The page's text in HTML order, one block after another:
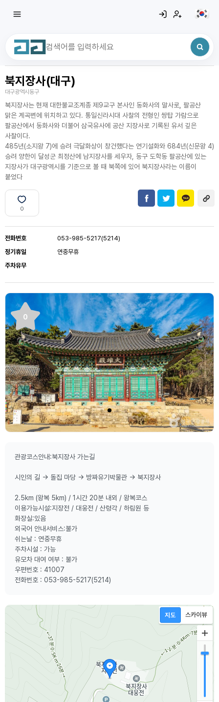
최근 검색어
북지장사(대구)
대구광역시동구
북지장사는 현재 대한불교조계종 제9교구 본사인 동화사의 말사로, 팔공산
맑은 계곡변에 위치하고 있다. 통일신라시대 사찰의 전형인 쌍탑 가람으로
팔공산에서 동화사와 더불어 삼국유사에 공산 지장사로 기록된 유서 깊은
사찰이다.
485년(소지왕 7)에 승려 극달화상이 창건했다는 연기설화와 684년(신문왕 4)
승려 양한이 달성군 최정산에 남지장사를 세우자, 동구 도학동 팔공산에 있는
지장사가 대구광역시를 기준으로 볼 때 북쪽에 있어 북지장사라는 이름이
붙었다
0
전화번호
053-985-5217(5214)
정기휴일
연중무휴
주차유무
0
관광코스안내:북지장사 가는길
시인의 길 → 돌집 마당 → 방짜유기박물관 → 북지장사
2.5km (왕복 5km) / 1시간 20분 내외 / 왕복코스
이용가능시설:지장전 / 대웅전 / 산령각 / 하림원 등
화장실:있음
외국어 안내서비스:불가
쉬는날 : 연중무휴
주차시설 : 가능
유모차 대여 여부 : 불가
우편번호 : 41007
전화번호 : 053-985-5217(5214)